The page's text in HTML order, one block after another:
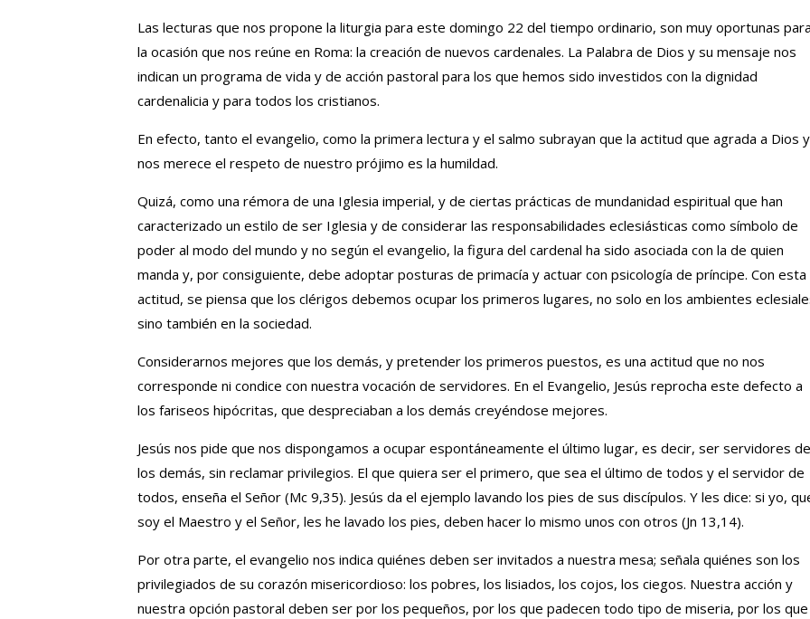
Las lecturas que nos propone la liturgia para este domingo 22 del tiempo ordinario, son muy oportunas
la ocasión que nos reúne en Roma: la creación de nuevos cardenales. La Palabra de Dios y su mensaje nos
indican un programa de vida y de acción pastoral para los que hemos sido investidos con la dignidad
cardenalicia y para todos los cristianos.
En efecto, tanto el evangelio, como la primera lectura y el salmo subrayan que la actitud que agrada a Dios y
nos merece el respeto de nuestro prójimo es la humildad.
Quizá, como una rémora de una Iglesia imperial, y de ciertas prácticas de mundanidad espiritual que han
caracterizado un estilo de ser Iglesia y de considerar las responsabilidades eclesiásticas como símbolo de
poder al modo del mundo y no según el evangelio, la figura del cardenal ha sido asociada con la de quien
manda y, por consiguiente, debe adoptar posturas de primacía y actuar con psicología de príncipe. Con esta
actitud, se piensa que los clérigos debemos ocupar los primeros lugares, no solo en los ambientes
sino también en la sociedad.
Considerarnos mejores que los demás, y pretender los primeros puestos, es una actitud que no nos
corresponde ni condice con nuestra vocación de servidores. En el Evangelio, Jesús reprocha este defecto a
los fariseos hipócritas, que despreciaban a los demás creyéndose mejores.
Jesús nos pide que nos dispongamos a ocupar espontáneamente el último lugar, es decir, ser servidores de
los demás, sin reclamar privilegios. El que quiera ser el primero, que sea el último de todos y el servidor de
todos, enseña el Señor (Mc 9,35). Jesús da el ejemplo lavando los pies de sus discípulos. Y les dice: si yo,
soy el Maestro y el Señor, les he lavado los pies, deben hacer lo mismo unos con otros (Jn 13,14).
Por otra parte, el evangelio nos indica quiénes deben ser invitados a nuestra mesa; señala quiénes son los
privilegiados de su corazón misericordioso: los pobres, los lisiados, los cojos, los ciegos. Nuestra acción y
nuestra opción pastoral deben ser por los pequeños, por los que padecen todo tipo de miseria, por los que